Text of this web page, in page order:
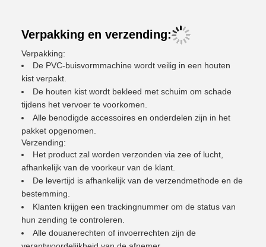
Verpakking en verzending:
Verpakking:
De PVC-buisvormmachine wordt veilig in een houten
kist verpakt.
De houten kist wordt bekleed met schuim om schade
tijdens het vervoer te voorkomen.
Alle benodigde accessoires en onderdelen zijn in het
pakket opgenomen.
Verzending:
Het product zal worden verzonden via zee of lucht,
afhankelijk van de voorkeur van de klant.
De levertijd is afhankelijk van de verzendmethode en de
bestemming.
Klanten krijgen een trackingnummer om de status van
hun zending te controleren.
Alle douanerechten of invoerrechten zijn de